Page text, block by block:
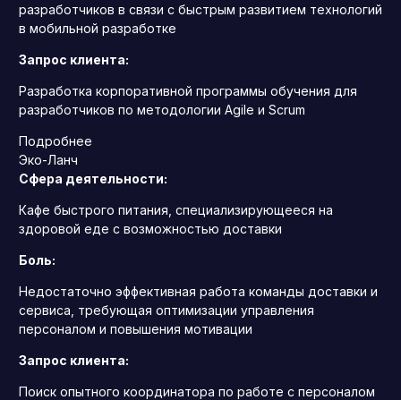
разработчиков в связи с быстрым развитием технологий
в мобильной разработке
Запрос клиента:
Разработка корпоративной программы обучения для
разработчиков по методологии Agile и Scrum
Подробнее
Эко-Ланч
Сфера деятельности:
Кафе быстрого питания, специализирующееся на
здоровой еде с возможностью доставки
Боль:
Недостаточно эффективная работа команды доставки и
сервиса, требующая оптимизации управления
персоналом и повышения мотивации
Запрос клиента:
Поиск опытного координатора по работе с персоналом